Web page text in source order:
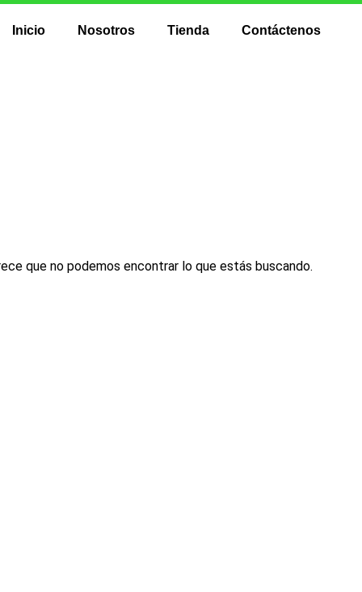
Inicio Nosotros Tienda Contáctenos
que no podemos encontrar lo que estás buscando.